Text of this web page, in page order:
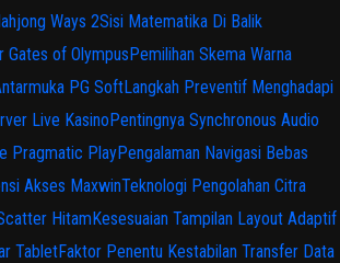
Ways 2Sisi Matematika Di Balik
Gates of OlympusPemilihan Skema Warna
PG SoftLangkah Preventif Menghadapi
Live KasinoPentingnya Synchronous Audio
Pragmatic PlayPengalaman Navigasi Bebas
Akses MaxwinTeknologi Pengolahan Citra
HitamKesesuaian Tampilan Layout Adaptif
TabletFaktor Penentu Kestabilan Transfer Data